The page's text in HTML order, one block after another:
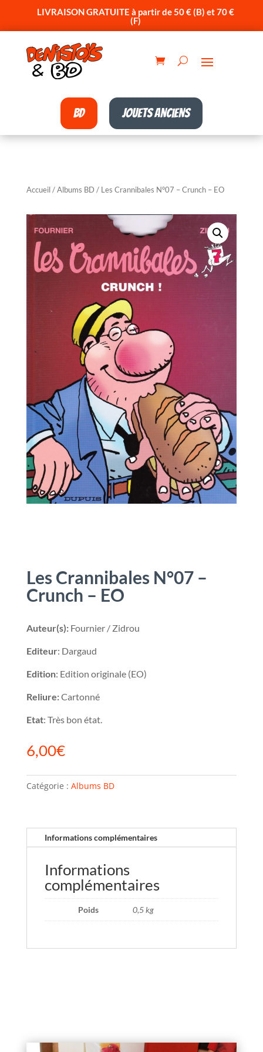
LIVRAISON GRATUITE à partir de 50 € (B) et 70 €
(F)
BD Jouets anciens
Accueil/Albums BD / Les Crannibales N°07 – Crunch – EO
Les Crannibales N°07 –
Crunch – EO
Auteur(s):Fournier / Zidrou
Editeur: Dargaud
Edition: Edition originale (EO)
Reliure:Cartonné
Etat: Très bon état.
6,00€
Catégorie : Albums BD
Informations complémentaires
Informations
complémentaires
Poids 0,5 kg